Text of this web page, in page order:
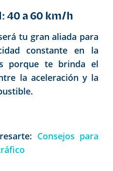
40 a 60 km/h
tu gran aliada para
constante en la
porque te brinda el
la aceleración y la
Consejos para